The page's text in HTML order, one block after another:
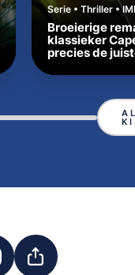
Serie • Thriller •
Broeierige
klassieker
precies de